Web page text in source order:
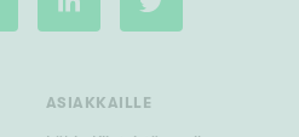
ASIAKKAILLE